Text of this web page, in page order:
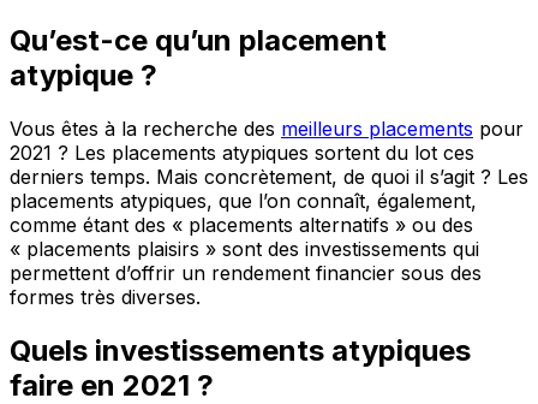
Qu’est-ce qu’un placement
atypique ?
Vous êtes à la recherche des meilleurs placements pour
2021 ? Les placements atypiques sortent du lot ces
derniers temps. Mais concrètement, de quoi il s’agit ? Les
placements atypiques, que l’on connaît, également,
comme étant des « placements alternatifs » ou des
« placements plaisirs » sont des investissements qui
permettent d’offrir un rendement financier sous des
formes très diverses.
Quels investissements atypiques
faire en 2021 ?